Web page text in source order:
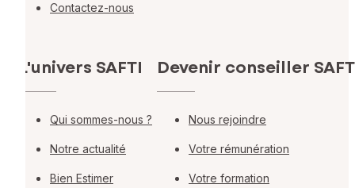
Contactez-nous
L'univers SAFTI
Qui sommes-nous ?
Notre actualité
Bien Estimer
Devenir conseiller
Nous rejoindre
Votre rémunération
Votre formation